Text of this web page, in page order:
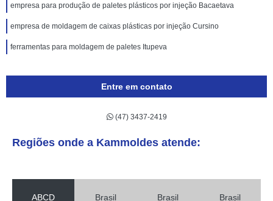
empresa para produção de paletes plásticos por injeção Bacaetava
empresa de moldagem de caixas plásticas por injeção Cursino
ferramentas para moldagem de paletes Itupeva
Entre em contato
(47) 3437-2419
Regiões onde a Kammoldes atende:
ABCD Brasil Brasil Brasil